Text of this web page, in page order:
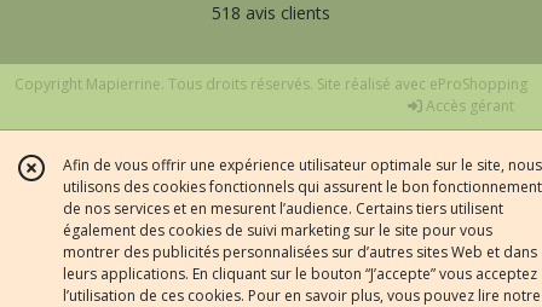
518 avis clients
Copyright Mapierrine. Tous droits réservés. Site réalisé avec eProShopping
Accès gérant
Afin de vous offrir une expérience utilisateur optimale sur le site, nous
utilisons des cookies fonctionnels qui assurent le bon fonctionnement
de nos services et en mesurent l’audience. Certains tiers utilisent
également des cookies de suivi marketing sur le site pour vous
montrer des publicités personnalisées sur d’autres sites Web et dans
leurs applications. En cliquant sur le bouton “J’accepte” vous acceptez
l’utilisation de ces cookies. Pour en savoir plus, vous pouvez lire notre